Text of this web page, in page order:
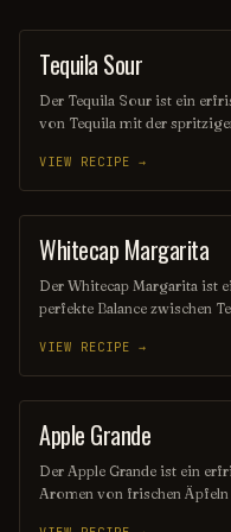
ORDINARY DRINK
Tequila Sour
Der Tequila Sour ist ein
von Tequila mit der
einem Eiweiß für eine
Geschmackserlebnis, das
Tequila-Liebhaber, die eine
möchten
VIEW RECIPE →
OTHER / UNKNOWN
Whitecap Margarita
Der Whitecap Margarita ist
perfekte Balance zwischen
Textur und einer Garnitur
sonnige Tage und festliche
klassischen Drink mit
VIEW RECIPE →
PUNCH / PARTY DRINK
Apple Grande
Der Apple Grande ist ein
Aromen von frischen